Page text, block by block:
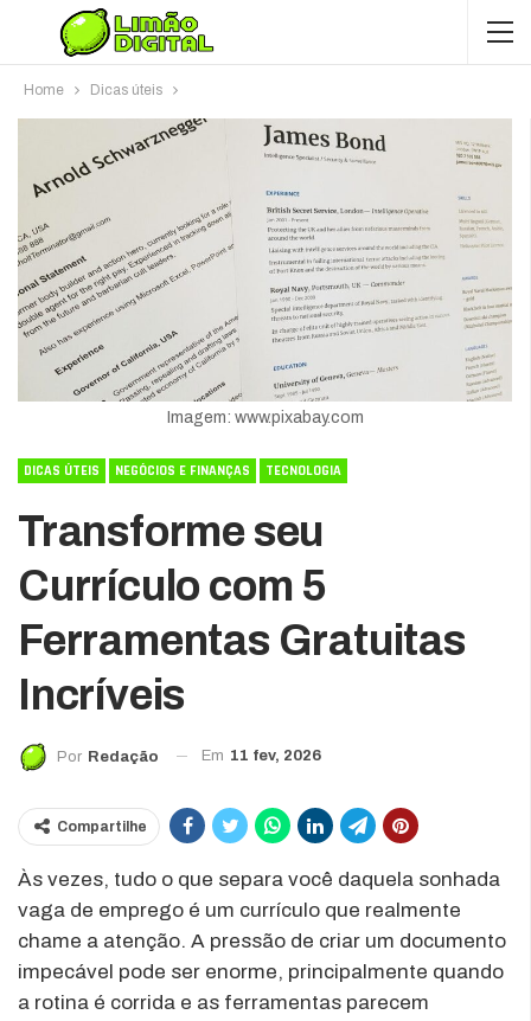
Home Dicas úteis
Imagem: www.pixabay.com
DICAS ÚTEIS NEGÓCIOS E FINANÇAS TECNOLOGIA
Transforme seu
Currículo com 5
Ferramentas Gratuitas
Incríveis
Por Redação Em 11 fev, 2026
Compartilhe
Às vezes, tudo o que separa você daquela sonhada
vaga de emprego é um currículo que realmente
chame a atenção. A pressão de criar um documento
impecável pode ser enorme, principalmente quando
a rotina é corrida e as ferramentas parecem